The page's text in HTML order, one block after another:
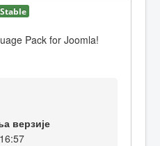
Stable
Pack for Joomla!
верзије